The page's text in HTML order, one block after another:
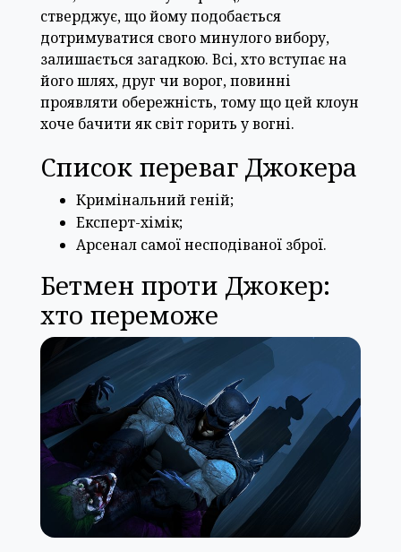
стверджує, що йому подобається
дотримуватися свого минулого вибору,
залишається загадкою. Всі, хто вступає на
його шлях, друг чи ворог, повинні
проявляти обережність, тому що цей клоун
хоче бачити як світ горить у вогні.
Список переваг Джокера
Кримінальний геній;
Експерт-хімік;
Арсенал самої несподіваної зброї.
Бетмен проти Джокер:
хто переможе